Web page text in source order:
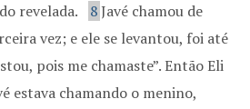
revelada.
8Javé chamou de
vez; e ele se levantou, foi até
pois me chamaste”. Então Eli
estava chamando o menino,